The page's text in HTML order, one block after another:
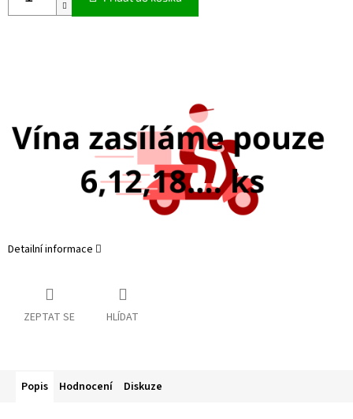
Detailní informace
ZEPTAT SE HLÍDAT
Popis Hodnocení Diskuze